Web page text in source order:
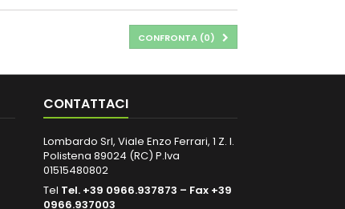
CONFRONTA (0)
CONTATTACI
Lombardo Srl, Viale Enzo Ferrari, 1 Z. I.
Polistena 89024 (RC) P.Iva
01515480802
Tel Tel. +39 0966.937873 – Fax +39
0966.937003